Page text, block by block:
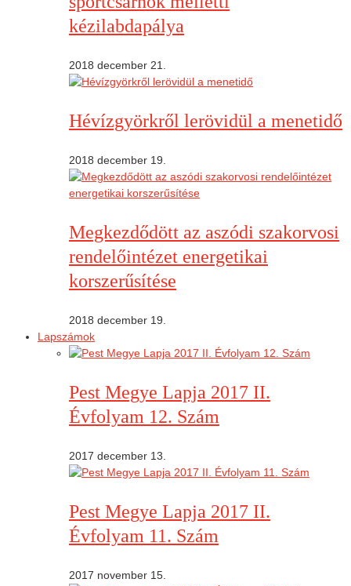
kézilabdapálya
2018 december 21.
Hévízgyörkről lerövidül a menetidő
2018 december 19.
Megkezdődött az aszódi szakorvosi
rendelőintézet energetikai
korszerűsítése
2018 december 19.
Lapszámok
Pest Megye Lapja 2017 II.
Évfolyam 12. Szám
2017 december 13.
Pest Megye Lapja 2017 II.
Évfolyam 11. Szám
2017 november 15.